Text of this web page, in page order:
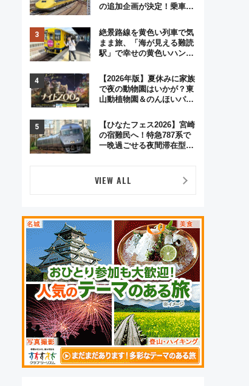
の追加企画が決定！乗車体
とめ
絶景路線を黄色い列車で気
まま旅、「海が見える難読
駅」で幸せの黄色いハンカ
とり旅」279回目の舞台は
「島原鉄道」
【2026年版】夏休みに家族
で夜の動物園はいかが？東
山動植物園＆のんほいパー
【ひなたフェス2026】宮崎
の宿難民へ！特急787系で
一晩過ごせる夜間滞在型イ
VIEW ALL